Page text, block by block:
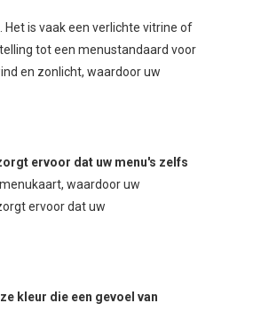
is vaak een verlichte vitrine of
tot een menustandaard voor
en zonlicht, waardoor uw
ervoor dat uw menu's zelfs
waardoor uw
ervoor dat uw
kleur die een gevoel van